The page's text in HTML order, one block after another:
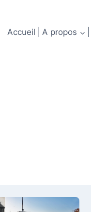
Accueil | A propos